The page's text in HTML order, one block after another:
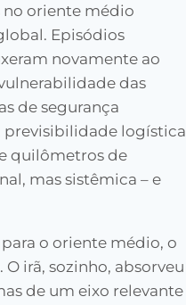
no oriente médio
Episódios
novamente ao
das
de segurança
previsibilidade logística
quilômetros de
mas sistêmica – e
o oriente médio, o
irã, sozinho, absorveu
de um eixo relevante